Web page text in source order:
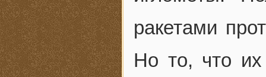
ракетами
Но то, что